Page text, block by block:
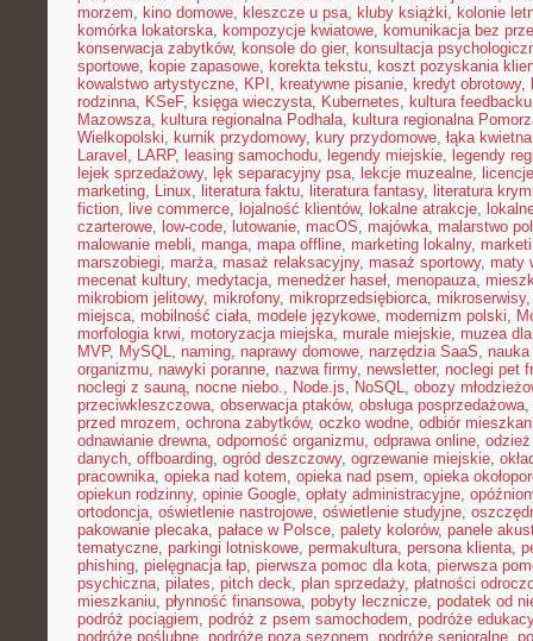
morzem, kino domowe, kleszcze u psa, kluby książki, kolonie
komórka lokatorska, kompozycje kwiatowe, komunikacja bez
konserwacja zabytków, konsole do gier, konsultacja
sportowe, kopie zapasowe, korekta tekstu, koszt pozyskania
kowalstwo artystyczne, KPI , kreatywne pisanie, kredyt obrotowy,
rodzinna, KSeF, księga wieczysta, Kubernetes, kultura feedbacku
Mazowsza, kultura regionalna Podhala, kultura regionalna
Wielkopolski, kurnik przydomowy, kury przydomowe, łąka kwietna
Laravel , LARP, leasing samochodu, legendy miejskie, legendy
lejek sprzedażowy, lęk separacyjny psa, lekcje muzealne, licencje
marketing, Linux, literatura faktu, literatura fantasy, literatura
fiction, live commerce, lojalność klientów, lokalne atrakcje,
czarterowe, low-code, lutowanie, macOS, majówka, malarstwo
malowanie mebli, manga, mapa offline, marketing lokalny,
marszobiegi, marża, masaż relaksacyjny, masaż sportowy, maty
mecenat kultury, medytacja, menedżer haseł, menopauza,
mikrobiom jelitowy, mikrofony, mikroprzedsiębiorca, mikroserwisy
miejsca, mobilność ciała, modele językowe, modernizm polski,
morfologia krwi, motoryzacja miejska, murale miejskie, muzea
MVP, MySQL, naming, naprawy domowe, narzędzia SaaS, nauka
organizmu, nawyki poranne, nazwa firmy, newsletter, noclegi pet
noclegi z sauną, nocne niebo., Node.js, NoSQL, obozy
przeciwkleszczowa, obserwacja ptaków, obsługa posprzedażowa,
przed mrozem, ochrona zabytków, oczko wodne, odbiór
odnawianie drewna, odporność organizmu, odprawa online,
danych, offboarding, ogród deszczowy, ogrzewanie miejskie,
pracownika, opieka nad kotem, opieka nad psem, opieka
opiekun rodzinny, opinie Google, opłaty administracyjne,
ortodoncja, oświetlenie nastrojowe, oświetlenie studyjne,
pakowanie plecaka, pałace w Polsce, palety kolorów, panele
tematyczne, parkingi lotniskowe, permakultura, persona klienta,
phishing, pielęgnacja łap, pierwsza pomoc dla kota, pierwsza
psychiczna, pilates, pitch deck, plan sprzedaży, płatności
mieszkaniu, płynność finansowa, pobyty lecznicze, podatek od
podróż pociągiem, podróż z psem samochodem, podróże
podróże poślubne, podróże poza sezonem, podróże senioralne,